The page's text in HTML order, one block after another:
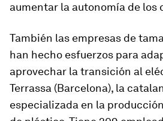
aumentar la autonomía de los
También las empresas de
han hecho esfuerzos para
aprovechar la transición al
Terrassa (Barcelona), la
especializada en la